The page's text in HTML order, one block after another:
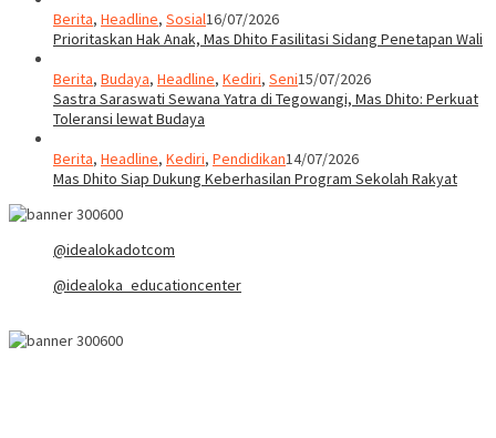
Berita, Headline, Sosial16/07/2026
Prioritaskan Hak Anak, Mas Dhito Fasilitasi Sidang Penetapan Wali
Berita, Budaya, Headline, Kediri, Seni15/07/2026
Sastra Saraswati Sewana Yatra di Tegowangi, Mas Dhito: Perkuat
Toleransi lewat Budaya
Berita, Headline, Kediri, Pendidikan14/07/2026
Mas Dhito Siap Dukung Keberhasilan Program Sekolah Rakyat
@idealokadotcom
@idealoka_educationcenter